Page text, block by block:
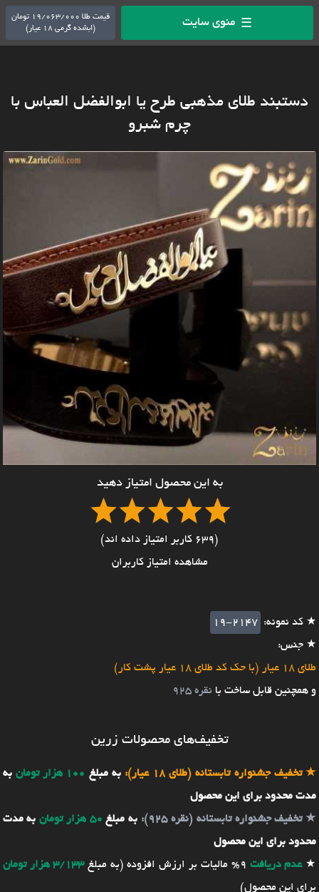
☰ منوی سایت
قیمت طلا 19/063/000 تومان
(ابشده گرمی 18 عیار)
دستبند طلای مذهبی طرح یا ابوالفضل العباس با
چرم شبرو
به این محصول امتیاز دهید
(639 کاربر امتیاز داده اند)
مشاهده امتیاز کاربران
★ کد نمونه: 19-2147
★ جنس:
طلای 18 عیار (با حک کد طلای 18 عیار پشت کار)
و همچنین قابل ساخت با نقره 925
تخفیف‌های محصولات زرین
★تخفیف جشنواره تابستانه (طلای 18 عیار): به مبلغ 100 هزار تومان
به
مدت محدود برای این محصول
★تخفیف جشنواره تابستانه (نقره 925): به مبلغ 50 هزار تومان
به مدت
محدود برای این محصول
★عدم دریافت 9% مالیات بر ارزش افزوده (به مبلغ
3/133 هزار تومان
برای این محصول)